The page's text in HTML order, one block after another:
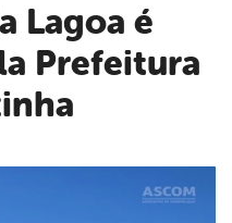
Prefeitura